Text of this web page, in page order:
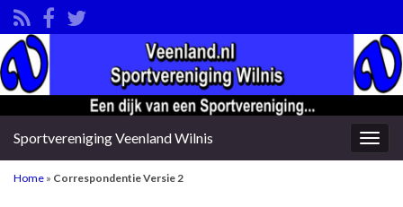
Sportvereniging Veenland Wilnis
Home » Correspondentie Versie 2